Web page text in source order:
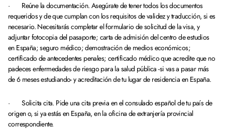
· Reúne la documentación. Asegúrate de tener todos los documentos
requeridos y de que cumplan con los requisitos de validez y traducción, si es
necesario. Necesitarás completar el formulario de solicitud de la visa, y
adjuntar fotocopia del pasaporte; carta de admisión del centro de estudios
en España; seguro médico; demostración de medios económicos;
certificado de antecedentes penales; certificado médico que acredite que no
padeces enfermedades de riesgo para la salud pública -si vas a pasar más
de 6 meses estudiando- y acreditación de tu lugar de residencia en España.
· Solicita cita. Pide una cita previa en el consulado español de tu país de
origen o, si ya estás en España, en la oficina de extranjería provincial
correspondiente.